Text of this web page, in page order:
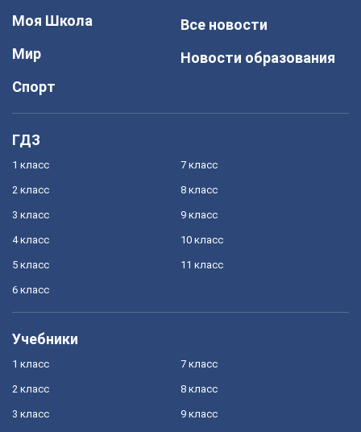
Моя Школа
Мир
Спорт
Все новости
Новости образования
ГДЗ
1 класс
2 класс
3 класс
4 класс
5 класс
6 класс
7 класс
8 класс
9 класс
10 класс
11 класс
Учебники
1 класс
2 класс
3 класс
7 класс
8 класс
9 класс